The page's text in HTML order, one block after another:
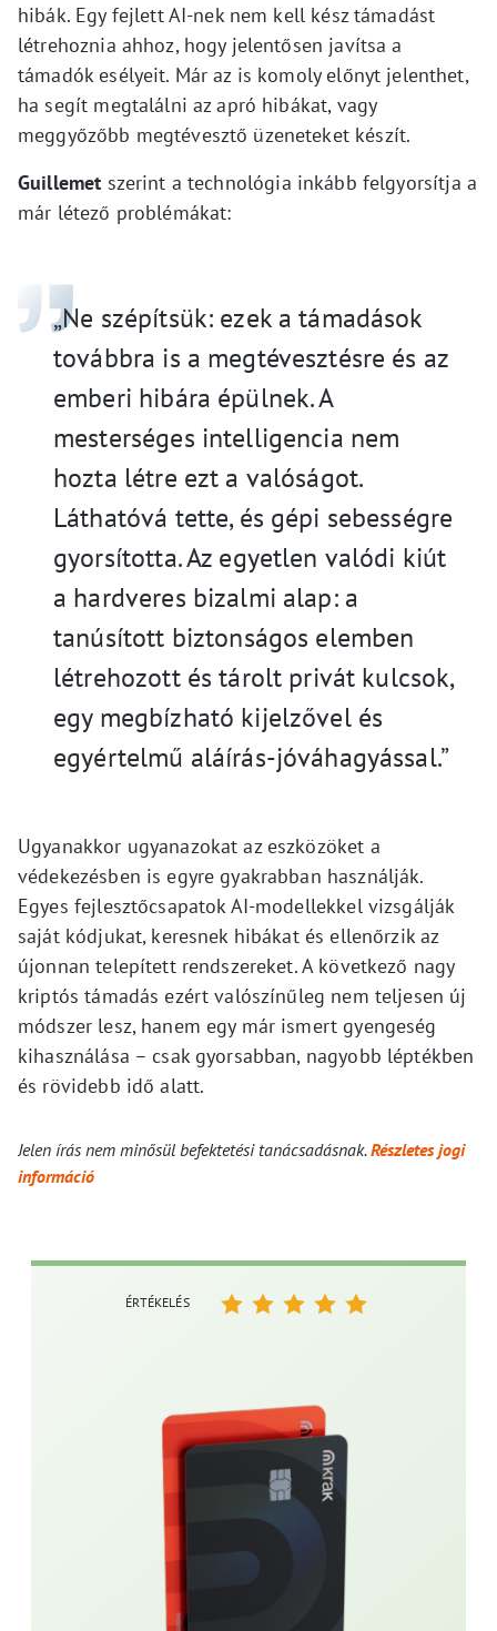
hibák. Egy fejlett AI-nek nem kell kész támadást
létrehoznia ahhoz, hogy jelentősen javítsa a
támadók esélyeit. Már az is komoly előnyt jelenthet,
ha segít megtalálni az apró hibákat, vagy
meggyőzőbb megtévesztő üzeneteket készít.
Guillemet szerint a technológia inkább felgyorsítja a
már létező problémákat:
„Ne szépítsük: ezek a támadások
továbbra is a megtévesztésre és az
emberi hibára épülnek. A
mesterséges intelligencia nem
hozta létre ezt a valóságot.
Láthatóvá tette, és gépi sebességre
gyorsította. Az egyetlen valódi kiút
a hardveres bizalmi alap: a
tanúsított biztonságos elemben
létrehozott és tárolt privát kulcsok,
egy megbízható kijelzővel és
egyértelmű aláírás-jóváhagyással.”
Ugyanakkor ugyanazokat az eszközöket a
védekezésben is egyre gyakrabban használják.
Egyes fejlesztőcsapatok AI-modellekkel vizsgálják
saját kódjukat, keresnek hibákat és ellenőrzik az
újonnan telepített rendszereket. A következő nagy
kriptós támadás ezért valószínűleg nem teljesen új
módszer lesz, hanem egy már ismert gyengeség
kihasználása – csak gyorsabban, nagyobb léptékben
és rövidebb idő alatt.
Jelen írás nem minősül befektetési tanácsadásnak.Részletes jogi
információ
ÉRTÉKELÉS